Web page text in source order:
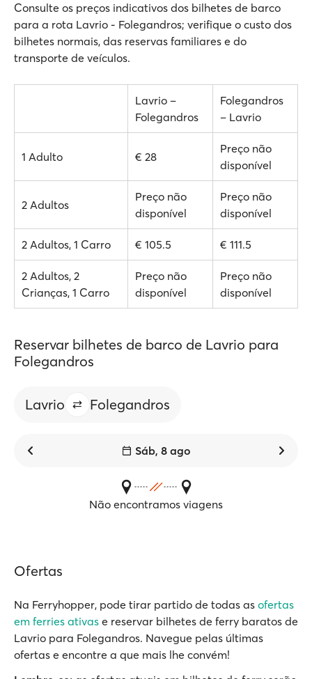
Consulte os preços indicativos dos bilhetes de barco
para a rota Lavrio - Folegandros; verifique o custo dos
bilhetes normais, das reservas familiares e do
transporte de veículos.
Lavrio –
Folegandros
Folegandros
– Lavrio
1 Adulto € 28
Preço não
disponível
2 Adultos
Preço não
disponível
Preço não
disponível
2 Adultos, 1 Carro € 105.5 € 111.5
2 Adultos, 2
Crianças, 1 Carro
Preço não
disponível
Preço não
disponível
Reservar bilhetes de barco de Lavrio para
Folegandros
Lavrio Folegandros
Sáb, 8 ago
Não encontramos viagens
Ofertas
Na Ferryhopper, pode tirar partido de todas as ofertas
em ferries ativas e reservar bilhetes de ferry baratos de
Lavrio para Folegandros. Navegue pelas últimas
ofertas e encontre a que mais lhe convém!